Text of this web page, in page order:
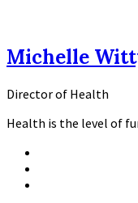
Michelle
Director of Health
Health is the level of